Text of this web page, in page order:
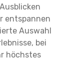
entspannen
Auswahl
bei
höchstes